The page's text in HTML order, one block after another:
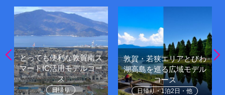
とっても便利な敦賀南ス
マートIC活用モデルコー
ス
日帰り
敦賀・若狭エリアとびわ
湖高島を巡る広域モデル
コース
日帰り・1泊2日・他